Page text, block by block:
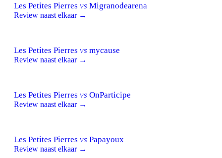
Les Petites Pierres vs Migranodearena
Review naast elkaar →
Les Petites Pierres vs mycause
Review naast elkaar →
Les Petites Pierres vs OnParticipe
Review naast elkaar →
Les Petites Pierres vs Papayoux
Review naast elkaar →